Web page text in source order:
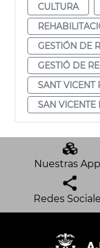
CULTURA
GESTIÓN DE
GESTIÓ DE
SANT VICENT
SAN VICENTE
Nuestras
Redes